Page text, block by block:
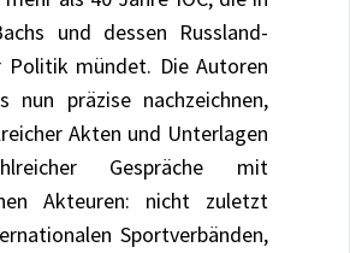
und dessen Russland-
Politik mündet. Die Autoren
nun präzise nachzeichnen,
Akten und Unterlagen
Gespräche mit
Akteuren: nicht zuletzt
Sportverbänden,